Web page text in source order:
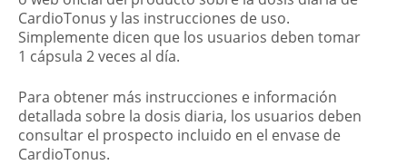
CardioTonus y las instrucciones de uso.
Simplemente dicen que los usuarios deben tomar
1 cápsula 2 veces al día.
Para obtener más instrucciones e información
detallada sobre la dosis diaria, los usuarios deben
consultar el prospecto incluido en el envase de
CardioTonus.